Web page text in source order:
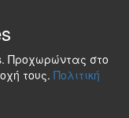
Προχωρώντας στο
τους. Πολιτική